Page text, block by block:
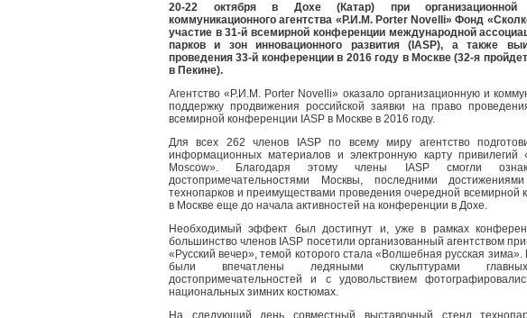
20-22 октября в Дохе (Катар) при организационной
коммуникационного агентства «Р.И.М. Porter Novelli» Фонд
участие в 31-й всемирной конференции международной
парков и зон инновационного развития (IASP), а также
проведения 33-й конференции в 2016 году в Москве (32-я
в Пекине).
Агентство «Р.И.М. Porter Novelli» оказало организационную и
поддержку продвижения российской заявки на право
всемирной конференции IASP в Москве в 2016 году.
Для всех 262 членов IASP по всему миру агентство
информационных материалов и электронную карту привилегий
Moscow». Благодаря этому члены IASP смогли
достопримечательностями Москвы, последними достижениями
технопарков и преимуществами проведения очередной всемирной
в Москве еще до начала активностей на конференции в Дохе.
Необходимый эффект был достигнут и, уже в рамках
большинство членов IASP посетили организованный агентством
«Русский вечер», темой которого стала «Волшебная русская зима».
были впечатлены ледяными скульптурами
достопримечательностей и с удовольствием
национальных зимних костюмах.
На следующий день совместный выставочный стенд